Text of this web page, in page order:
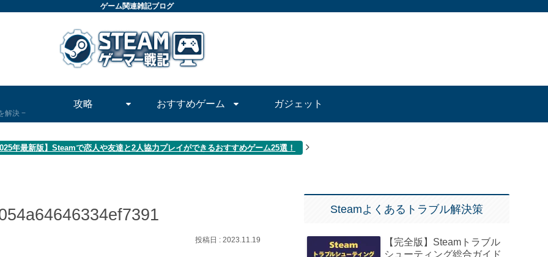
ゲーム関連雑記ブログ
解決
攻略 おすすめゲーム ガジェット
年最新版】Steamで恋人や友達と2人協力プレイができるおすすめゲーム25選！
2023.11.19
Steamよくあるトラブル解決策
【完全版】Steamトラブル
シューティング総合ガイド